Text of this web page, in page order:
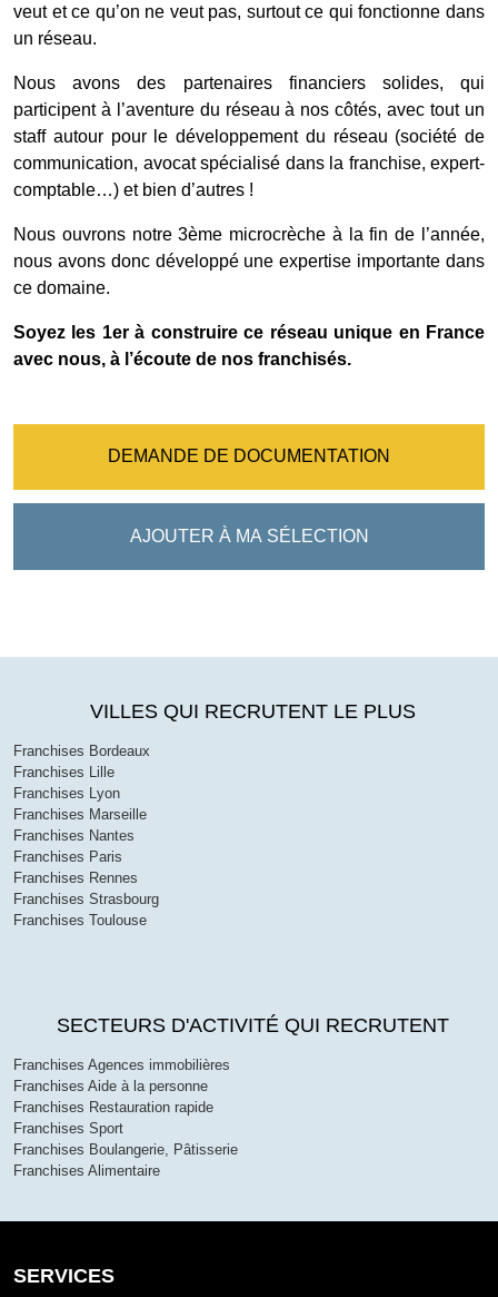
veut et ce qu’on ne veut pas, surtout ce qui fonctionne dans
un réseau.
Nous avons des partenaires financiers solides, qui
participent à l’aventure du réseau à nos côtés, avec tout un
staff autour pour le développement du réseau (société de
communication, avocat spécialisé dans la franchise, expert-
comptable…) et bien d’autres !
Nous ouvrons notre 3ème microcrèche à la fin de l’année,
nous avons donc développé une expertise importante dans
ce domaine.
Soyez les 1er à construire ce réseau unique en France
avec nous, à l’écoute de nos franchisés.
DEMANDE DE DOCUMENTATION
AJOUTER À MA SÉLECTION
VILLES QUI RECRUTENT LE PLUS
Franchises Bordeaux
Franchises Lille
Franchises Lyon
Franchises Marseille
Franchises Nantes
Franchises Paris
Franchises Rennes
Franchises Strasbourg
Franchises Toulouse
SECTEURS D'ACTIVITÉ QUI RECRUTENT
Franchises Agences immobilières
Franchises Aide à la personne
Franchises Restauration rapide
Franchises Sport
Franchises Boulangerie, Pâtisserie
Franchises Alimentaire
SERVICES